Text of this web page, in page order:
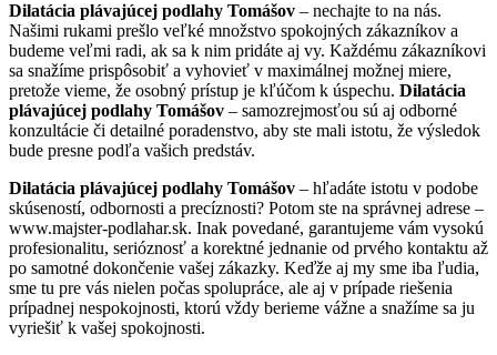
Dilatácia plávajúcej podlahy Tomášov – nechajte to na nás.
Našimi rukami prešlo veľké množstvo spokojných zákazníkov a
budeme veľmi radi, ak sa k nim pridáte aj vy. Každému zákazníkovi
sa snažíme prispôsobiť a vyhovieť v maximálnej možnej miere,
pretože vieme, že osobný prístup je kľúčom k úspechu. Dilatácia
plávajúcej podlahy Tomášov – samozrejmosťou sú aj odborné
konzultácie či detailné poradenstvo, aby ste mali istotu, že výsledok
bude presne podľa vašich predstáv.
Dilatácia plávajúcej podlahy Tomášov – hľadáte istotu v podobe
skúseností, odbornosti a precíznosti? Potom ste na správnej adrese –
www.majster-podlahar.sk. Inak povedané, garantujeme vám vysokú
profesionalitu, serióznosť a korektné jednanie od prvého kontaktu až
po samotné dokončenie vašej zákazky. Keďže aj my sme iba ľudia,
sme tu pre vás nielen počas spolupráce, ale aj v prípade riešenia
prípadnej nespokojnosti, ktorú vždy berieme vážne a snažíme sa ju
vyriešiť k vašej spokojnosti.